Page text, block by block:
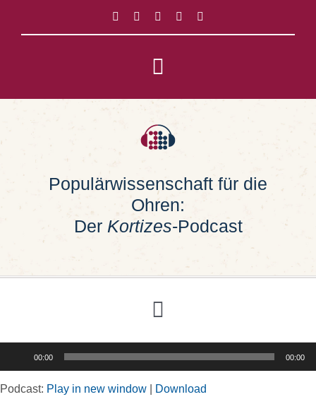
springen
Toggle
Navigation
Impressum
Populärwissenschaft für die
Ohren:
Der Kortizes-Podcast
Toggle
Navigation
00:00 00:00
Podcast: Play in new window Download